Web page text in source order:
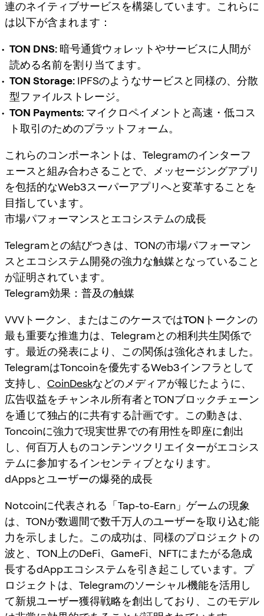
連のネイティブサービスを構築しています。これらに
は以下が含まれます：
TON DNS: 暗号通貨ウォレットやサービスに人間が
読める名前を割り当てます。
TON Storage: IPFSのようなサービスと同様の、分散
型ファイルストレージ。
TON Payments: マイクロペイメントと高速・低コス
ト取引のためのプラットフォーム。
これらのコンポーネントは、Telegramのインターフ
ェースと組み合わさることで、メッセージングアプリ
を包括的なWeb3スーパーアプリへと変革することを
目指しています。
市場パフォーマンスとエコシステムの成長
Telegramとの結びつきは、TONの市場パフォーマン
スとエコシステム開発の強力な触媒となっていること
が証明されています。
Telegram効果：普及の触媒
VVVトークン、またはこのケースではTONトークンの
最も重要な推進力は、Telegramとの相利共生関係で
す。最近の発表により、この関係は強化されました。
TelegramはToncoinを優先するWeb3インフラとして
支持し、 CoinDeskなどのメディアが報じたように、
広告収益をチャンネル所有者とTONブロックチェーン
を通じて独占的に共有する計画です。この動きは、
Toncoinに強力で現実世界での有用性を即座に創出
し、何百万人ものコンテンツクリエイターがエコシス
テムに参加するインセンティブとなります。
dAppsとユーザーの爆発的成長
Notcoinに代表される「Tap-to-Earn」ゲームの現象
は、TONが数週間で数千万人のユーザーを取り込む能
力を示しました。この成功は、同様のプロジェクトの
波と、TON上のDeFi、GameFi、NFTにまたがる急成
長するdAppエコシステムを引き起こしています。プ
ロジェクトは、Telegramのソーシャル機能を活用し
て新規ユーザー獲得戦略を創出しており、このモデル